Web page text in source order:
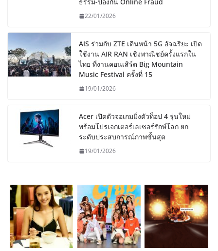
22/01/2026
AIS ร่วมกับ ZTE เดินหน้า 5G อัจฉริยะ เปิด
ใช้งาน AIR RAN เชิงพาณิชย์ครั้งแรกใน
ไทย ที่งานคอนเสิร์ต Big Mountain
Music Festival ครั้งที่ 15
19/01/2026
Acer เปิดตัวจอเกมมิ่งตัวท็อป 4 รุ่นใหม่
พร้อมโปรเจกเตอร์เลเซอร์รักษ์โลก ยก
ระดับประสบการณ์ภาพขั้นสุด
19/01/2026